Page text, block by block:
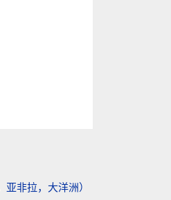
非拉，大洋洲）